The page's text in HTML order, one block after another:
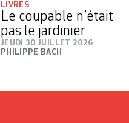
LIVRES
Le coupable n’était
pas le jardinier
JEUDI 30 JUILLET 2026
PHILIPPE BACH